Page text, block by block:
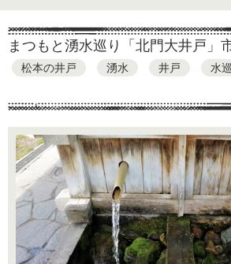
まつもと湧水巡り「北門大井戸」
松本の井戸 湧水 井戸 水